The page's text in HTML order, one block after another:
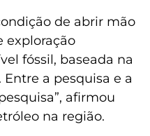
de abrir mão
exploração
fóssil, baseada na
Entre a pesquisa e a
afirmou
na região.